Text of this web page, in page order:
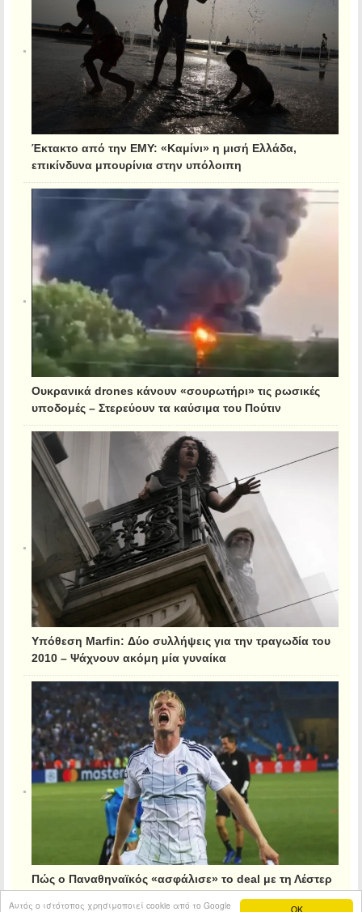
OK
Αυτός ο ιστότοπος χρησιμοποιεί cookie από το Google
Έκτακτο από την ΕΜΥ: «Καμίνι» η μισή Ελλάδα,
επικίνδυνα μπουρίνια στην υπόλοιπη
Ουκρανικά drones κάνουν «σουρωτήρι» τις ρωσικές
υποδομές – Στερεύουν τα καύσιμα του Πούτιν
Υπόθεση Marfin: Δύο συλλήψεις για την τραγωδία του
2010 – Ψάχνουν ακόμη μία γυναίκα
Πώς ο Παναθηναϊκός «ασφάλισε» το deal με τη Λέστερ